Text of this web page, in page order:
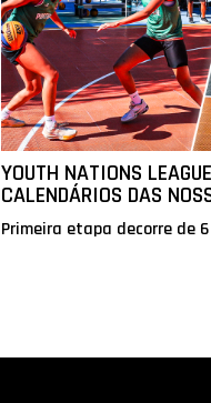
YOUTH NATIONS
CALENDÁRIOS DAS
Primeira etapa decorre de